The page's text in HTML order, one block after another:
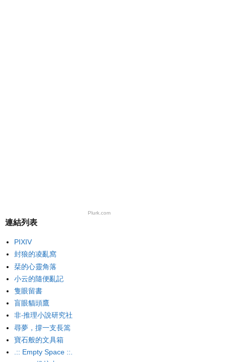
Plurk.com
連結列表
PIXIV
封狼的凌亂窩
栞的心靈角落
小云的隨便亂記
隻眼留書
盲眼貓頭鷹
非‧推理小說研究社
尋夢，撐一支長篙
寶石般的文具箱
.:: Empty Space ::.